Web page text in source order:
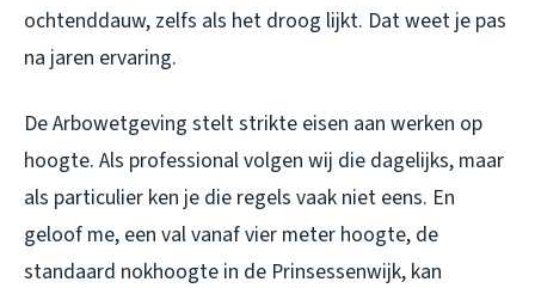
ochtenddauw, zelfs als het droog lijkt. Dat weet je pas
na jaren ervaring.
De Arbowetgeving stelt strikte eisen aan werken op
hoogte. Als professional volgen wij die dagelijks, maar
als particulier ken je die regels vaak niet eens. En
geloof me, een val vanaf vier meter hoogte, de
standaard nokhoogte in de Prinsessenwijk, kan